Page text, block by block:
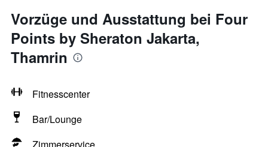
Vorzüge und Ausstattung bei Four
Points by Sheraton Jakarta,
Thamrin
Fitnesscenter
Bar/Lounge